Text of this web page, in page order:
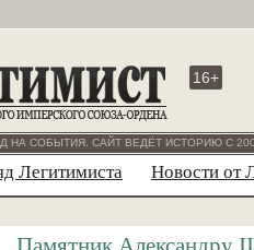
16+
НА СОБЫТИЯ. САЙТ ВЕДЁТ ИСТОРИЮ С
Легитимиста Новости от